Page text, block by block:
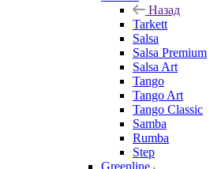
Назад
Tarkett
Salsa
Salsa Premium
Salsa Art
Tango
Tango Art
Tango Classic
Samba
Rumba
Step
Greenline